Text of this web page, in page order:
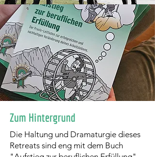
Zum Hintergrund
Die Haltung und Dramaturgie dieses
Retreats sind eng mit dem Buch